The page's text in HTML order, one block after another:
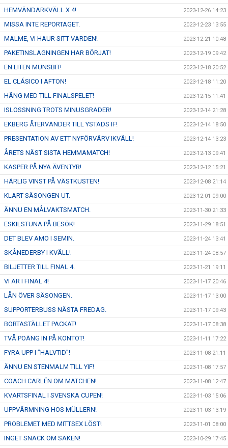
HEMVÄNDARKVÄLL X 4! 2023-12-26 14:23
MISSA INTE REPORTAGET. 2023-12-23 13:55
MALME, VI HAUR SITT VARDEN! 2023-12-21 10:48
PAKETINSLAGNINGEN HAR BÖRJAT! 2023-12-19 09:42
EN LITEN MUNSBIT! 2023-12-18 20:52
EL CLÁSICO I AFTON! 2023-12-18 11:20
HÄNG MED TILL FINALSPELET! 2023-12-15 11:41
ISLOSSNING TROTS MINUSGRADER! 2023-12-14 21:28
EKBERG ÅTERVÄNDER TILL YSTADS IF! 2023-12-14 18:50
PRESENTATION AV ETT NYFÖRVÄRV IKVÄLL! 2023-12-14 13:23
ÅRETS NÄST SISTA HEMMAMATCH! 2023-12-13 09:41
KASPER PÅ NYA ÄVENTYR! 2023-12-12 15:21
HÄRLIG VINST PÅ VÄSTKUSTEN! 2023-12-08 21:14
KLART SÄSONGEN UT. 2023-12-01 09:00
ÄNNU EN MÅLVAKTSMATCH. 2023-11-30 21:33
ESKILSTUNA PÅ BESÖK! 2023-11-29 18:51
DET BLEV AMO I SEMIN. 2023-11-24 13:41
SKÅNEDERBY I KVÄLL! 2023-11-24 08:57
BILJETTER TILL FINAL 4. 2023-11-21 19:11
VI ÄR I FINAL 4! 2023-11-17 20:46
LÅN ÖVER SÄSONGEN. 2023-11-17 13:00
SUPPORTERBUSS NÄSTA FREDAG. 2023-11-17 09:43
BORTASTÄLLET PACKAT! 2023-11-17 08:38
TVÅ POÄNG IN PÅ KONTOT! 2023-11-11 17:22
FYRA UPP I ”HALVTID”! 2023-11-08 21:11
ÄNNU EN STENMALM TILL YIF! 2023-11-08 17:57
COACH CARLÉN OM MATCHEN! 2023-11-08 12:47
KVARTSFINAL I SVENSKA CUPEN! 2023-11-03 15:06
UPPVÄRMNING HOS MÜLLERN! 2023-11-03 13:19
PROBLEMET MED MITTSEX LÖST! 2023-11-01 08:00
INGET SNACK OM SAKEN! 2023-10-29 17:45